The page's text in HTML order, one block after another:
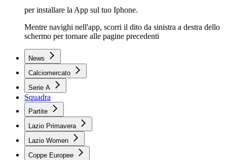
per installare la App sul tuo Iphone.
Mentre navighi nell'app, scorri il dito da sinistra a destra dello
schermo per tornare alle pagine precedenti
News
Calciomercato
Serie A
Squadra
Partite
Lazio Primavera
Lazio Women
Coppe Europee